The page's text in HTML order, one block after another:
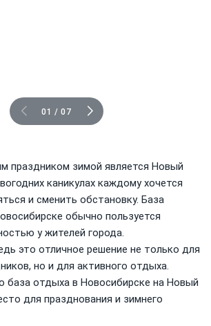
01 /07
зимой является Новый
каникулах каждому хочется
и сменить обстановку. База
обычно пользуется
у жителей города.
это отличное решение не только для
но и для активного отдыха.
база отдыха в Новосибирске на Новый
для празднования и зимнего